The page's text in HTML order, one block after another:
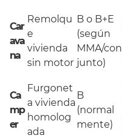
Car
ava
na
Remolqu
e
vivienda
sin motor
B o B+E
(según
MMA/con
junto)
Ca
mp
er
Furgonet
a vivienda
homolog
ada
B
(normal
mente)